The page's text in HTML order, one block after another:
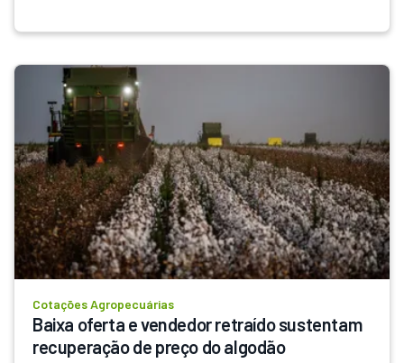
Cotações Agropecuárias
Baixa oferta e vendedor retraído sustentam
recuperação de preço do algodão